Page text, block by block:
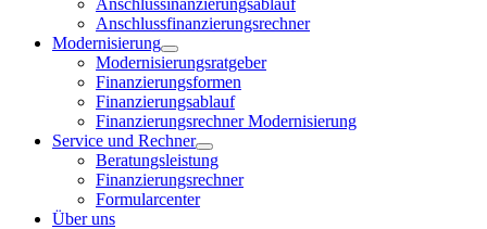
Anschlussinanzierungsablauf
Anschlussfinanzierungsrechner
Modernisierung
Modernisierungsratgeber
Finanzierungsformen
Finanzierungsablauf
Finanzierungsrechner Modernisierung
Service und Rechner
Beratungsleistung
Finanzierungsrechner
Formularcenter
Über uns